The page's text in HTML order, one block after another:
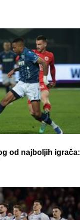
od najboljih igrača: